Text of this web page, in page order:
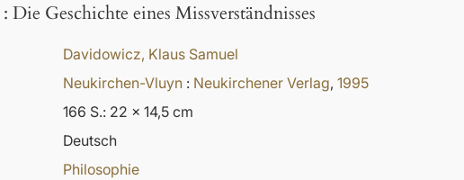
: Die Geschichte eines Missverständnisses
Davidowicz, Klaus Samuel
Neukirchen-Vluyn : Neukirchener Verlag, 1995
166 S.: 22 x 14,5 cm
Deutsch
Philosophie